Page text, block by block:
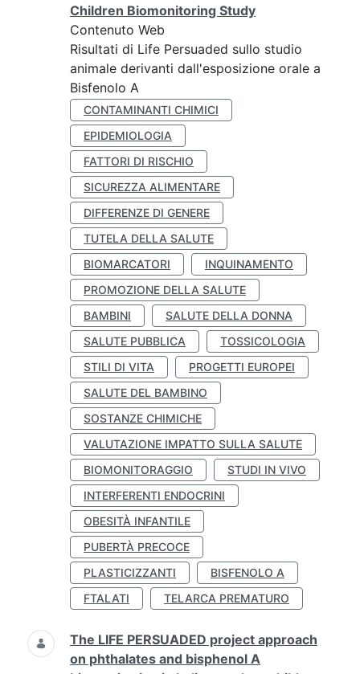
Children Biomonitoring Study
Contenuto Web
Risultati di Life Persuaded sullo studio
animale derivanti dall'esposizione orale a
Bisfenolo A
CONTAMINANTI CHIMICI
EPIDEMIOLOGIA
FATTORI DI RISCHIO
SICUREZZA ALIMENTARE
DIFFERENZE DI GENERE
TUTELA DELLA SALUTE
BIOMARCATORI
INQUINAMENTO
PROMOZIONE DELLA SALUTE
BAMBINI
SALUTE DELLA DONNA
SALUTE PUBBLICA
TOSSICOLOGIA
STILI DI VITA
PROGETTI EUROPEI
SALUTE DEL BAMBINO
SOSTANZE CHIMICHE
VALUTAZIONE IMPATTO SULLA SALUTE
BIOMONITORAGGIO
STUDI IN VIVO
INTERFERENTI ENDOCRINI
OBESITÀ INFANTILE
PUBERTÀ PRECOCE
PLASTICIZZANTI
BISFENOLO A
FTALATI
TELARCA PREMATURO
The LIFE PERSUADED project approach
on phthalates and bisphenol A